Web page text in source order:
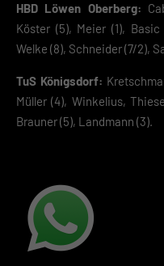
HBD Löwen Oberberg:
Köster (5), Meier (1),
Welke (8), Schneider (7/2),
TuS Königsdorf:
Müller (4), Winkelius,
Brauner (5), Landmann (3).